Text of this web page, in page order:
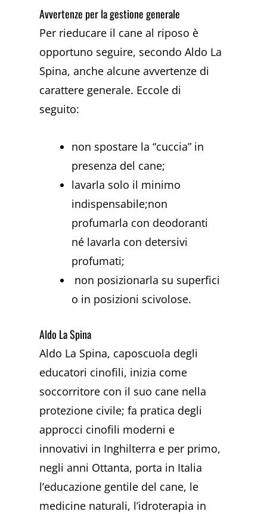
Avvertenze per la gestione generale
Per rieducare il cane al riposo è
opportuno seguire, secondo Aldo La
Spina, anche alcune avvertenze di
carattere generale. Eccole di
seguito:
non spostare la “cuccia” in
presenza del cane;
lavarla solo il minimo
indispensabile;non
profumarla con deodoranti
né lavarla con detersivi
profumati;
non posizionarla su superfici
o in posizioni scivolose.
Aldo La Spina
Aldo La Spina, caposcuola degli
educatori cinofili, inizia come
soccorritore con il suo cane nella
protezione civile; fa pratica degli
approcci cinofili moderni e
innovativi in Inghilterra e per primo,
negli anni Ottanta, porta in Italia
l’educazione gentile del cane, le
medicine naturali, l’idroterapia in